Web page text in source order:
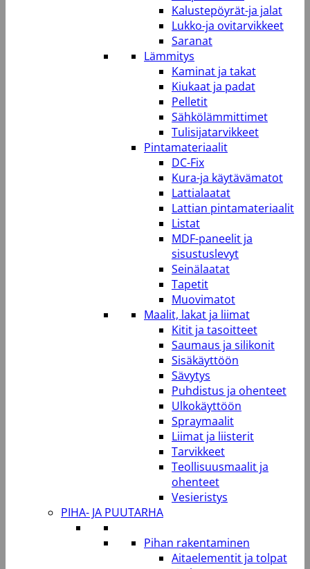
Kalustepöyrät-ja jalat
Lukko-ja ovitarvikkeet
Saranat
Lämmitys
Kaminat ja takat
Kiukaat ja padat
Pelletit
Sähkölämmittimet
Tulisijatarvikkeet
Pintamateriaalit
DC-Fix
Kura-ja käytävämatot
Lattialaatat
Lattian pintamateriaalit
Listat
MDF-paneelit ja
sisustuslevyt
Seinälaatat
Tapetit
Muovimatot
Maalit, lakat ja liimat
Kitit ja tasoitteet
Saumaus ja silikonit
Sisäkäyttöön
Sävytys
Puhdistus ja ohenteet
Ulkokäyttöön
Spraymaalit
Liimat ja liisterit
Tarvikkeet
Teollisuusmaalit ja
ohenteet
Vesieristys
PIHA- JA PUUTARHA
Pihan rakentaminen
Aitaelementit ja tolpat